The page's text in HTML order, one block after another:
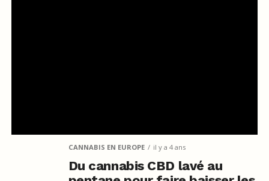
CANNABIS EN EUROPE il y a 4 ans
Du cannabis CBD lavé au